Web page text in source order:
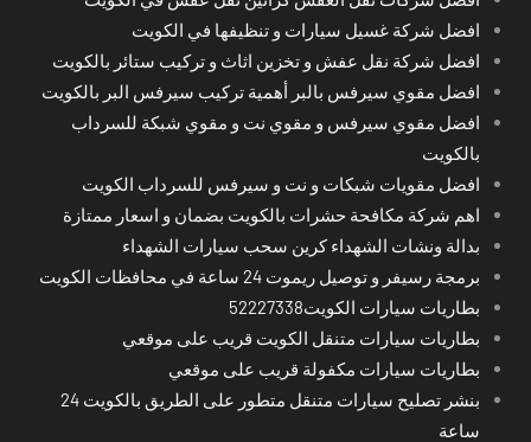
افضل شركة غسيل سيارات و تنظيفها في الكويت
افضل شركة نقل عفش و تخزين اثاث و تركيب ستائر بالكويت
افضل مقوي سيرفس بالبر أهمية تركيب سيرفس البر بالكويت
افضل مقوي سيرفس و مقوي نت و مقوي شبكة للسرداب
بالكويت
افضل مقويات شبكات و نت و سيرفس للسرداب الكويت
اهم شركة مكافحة حشرات بالكويت بضمان و اسعار ممتازة
بدالة ونشات الشهداء كرين سحب سيارات الشهداء
برمجة رسيفر و توصيل ريموت 24 ساعة في محافظات الكويت
بطاريات سيارات الكويت52227338
بطاريات سيارات متنقل الكويت قريب على موقعي
بطاريات سيارات مكفولة قريب على موقعي
بنشر تصليح سيارات متنقل متطور على الطريق بالكويت 24
ساعة